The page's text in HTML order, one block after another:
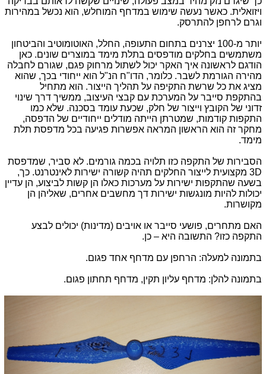
ויזואלית. כאשר נעשה שימוש במדחף המוחלש, הוא נכשל במהירות
וגרם לרחפן להתרסק.
יותר מ-100 יצרנים בתחום התעופה, החלל, האוטומוטיב והביטחון
משתמשים בחלקים מודפסים בתלת מימד במוצרים שונים. כאן
הודגם לראשונה איך האקר יכול לשתול מרחוק פגם, שגורם לחבלה
מהירה הגורמת לשבר. כלומר, הדו"ח הנ"ל הוא ייחודי בכך, שהוא
מציג את כל שרשת התקיפה על תהליך הייצור. הוא מתחיל
בהתקפת סייבר על המערכת עם קבצי העיצוב, ממשיך דרך שינוי
זדוני של הקובץ וייצור של חלק, שכעת עומד בסכנה. שלא כמו
התקפות קודמות, שמטרתן הייתה מודלים ייחודיים של הדפסה,
מחקר זה הוא הראשון המראה אפשרות פגיעה בכל מדפסת תלת
מימד.
הסבירות של התקפה כזו תלויה בכמה גורמים. לא סביר, שמדפסת
3D מקצועית לייצור החלקים תהיה קשורה ישירות לאינטרנט. כך,
בשעה שהתקפות ישירות על מערכות כאלו הן קשות לביצוע, הן עדיין
יכולות להיות מונגשות ישירות דך מחשבים אחרים, שאליהן הן
מקושרות.
האם מתחרים, פושעי סייבר או אויבים (מדינות) יכולים לבצע
התקפה כזו? התשובה היא – כן.
בתמונה למעלה: הרחפן עם מדחף אחד פגום.
בתמונה להלן: מדחף עליון תקין, מדחף תחתון פגום.